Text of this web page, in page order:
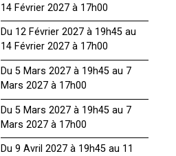
14 Février 2027 à 17h00
Du 12 Février 2027 à 19h45 au
14 Février 2027 à 17h00
Du 5 Mars 2027 à 19h45 au 7
Mars 2027 à 17h00
Du 5 Mars 2027 à 19h45 au 7
Mars 2027 à 17h00
Du 9 Avril 2027 à 19h45 au 11